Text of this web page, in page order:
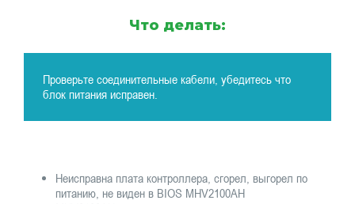
Что делать:
Проверьте соединительные кабели, убедитесь что
блок питания исправен.
Неисправна плата контроллера, сгорел, выгорел по
питанию, не виден в BIOS MHV2100AH